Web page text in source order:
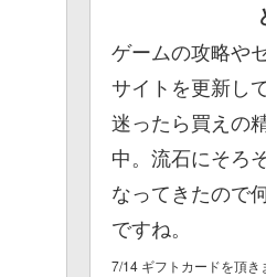
ゲームの攻略や
サイトを更新し
迷ったら買えの
中。流石にそろ
なってきたので
ですね。
7/14 ギフトカードを頂き